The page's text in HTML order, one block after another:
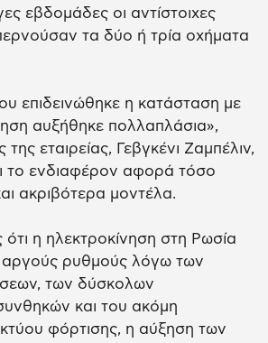
εβδομάδες οι αντίστοιχες
τα δύο ή τρία οχήματα
επιδεινώθηκε η κατάσταση με
αυξήθηκε πολλαπλάσια»,
εταιρείας, Γεβγκένι Ζαμπέλιν,
το ενδιαφέρον αφορά τόσο
ακριβότερα μοντέλα.
η ηλεκτροκίνηση στη Ρωσία
αργούς ρυθμούς λόγω των
των δύσκολων
και του ακόμη
φόρτισης, η αύξηση των